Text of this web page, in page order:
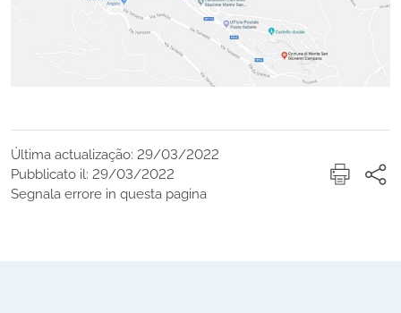
Última actualização: 29/03/2022
Pubblicato il: 29/03/2022
Segnala errore in questa pagina